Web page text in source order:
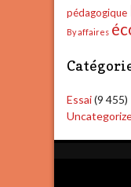
pédagogique
By affaires
Essai(9 455)